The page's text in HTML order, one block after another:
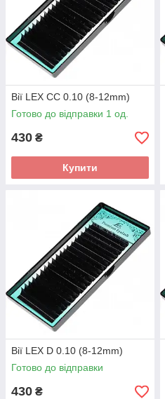
Вії LEX CC 0.10 (8-12mm)
Готово до відправки 1 од.
430 ₴
Купити
Вії LEX D 0.10 (8-12mm)
Готово до відправки
430 ₴